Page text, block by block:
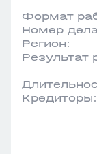
Формат
Номер
Регион:
Результат
Кредиторы: